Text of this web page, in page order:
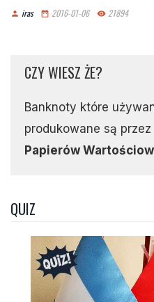
person iras date_range 2016-01-06 remove_red_eye 21894
CZY WIESZ ŻE?
Banknoty które
produkowane są przez
Papierów
QUIZ